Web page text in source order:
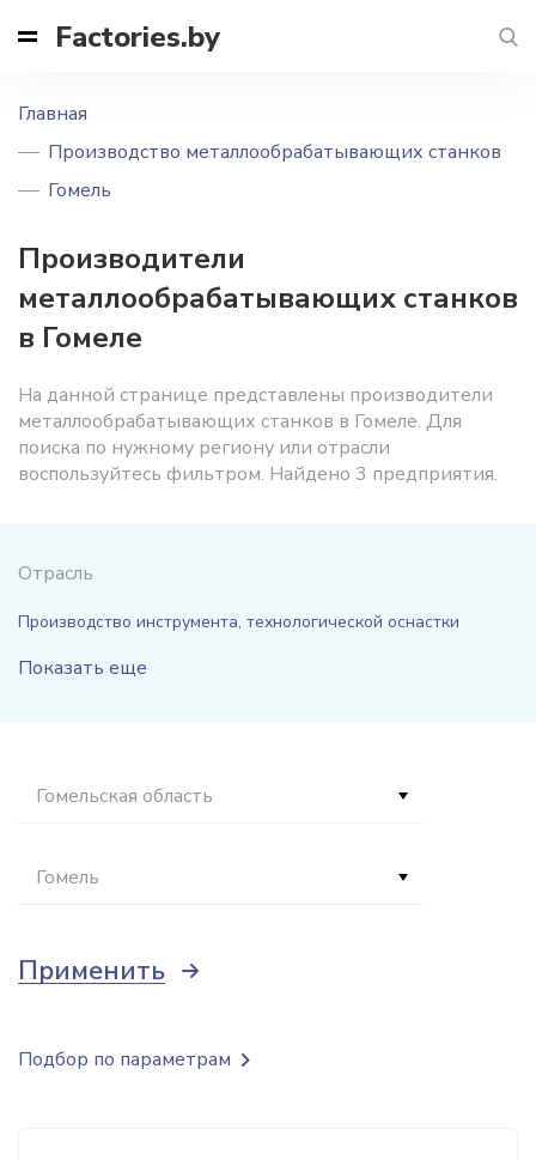
Factories.by
Главная
Производство металлообрабатывающих станков
Гомель
Производители
металлообрабатывающих станков
в Гомеле
На данной странице представлены производители
металлообрабатывающих станков в Гомеле. Для
поиска по нужному региону или отрасли
воспользуйтесь фильтром. Найдено 3 предприятия.
Отрасль
Производство инструмента, технологической оснастки
Показать еще
Гомельская область
Гомель
Применить
Подбор по параметрам